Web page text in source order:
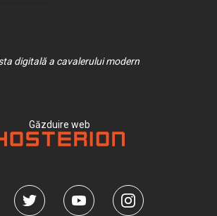
digitală a cavalerului modern
Găzduire web